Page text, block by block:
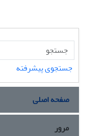
جستجوی پیشرفته
صفحه اصلی
مرور